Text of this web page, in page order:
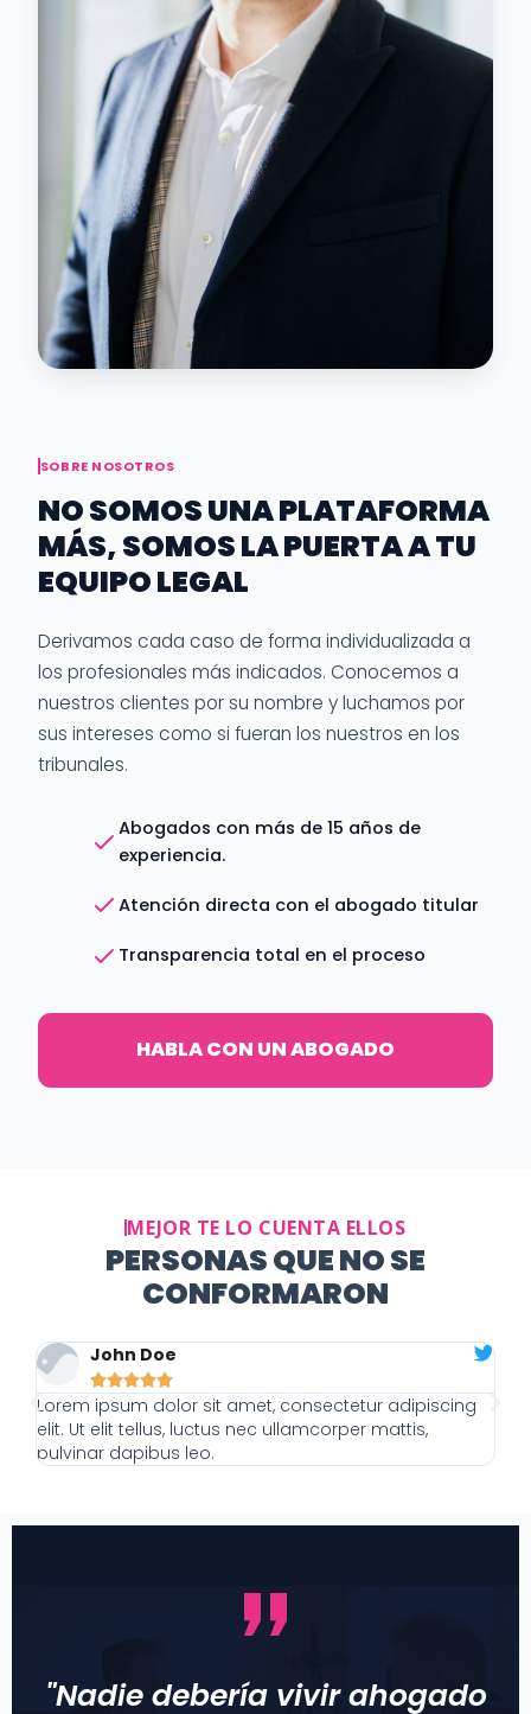
SOBRE NOSOTROS
NO SOMOS UNA PLATAFORMA
MÁS, SOMOS LA PUERTA A TU
EQUIPO LEGAL
Derivamos cada caso de forma individualizada a
los profesionales más indicados. Conocemos a
nuestros clientes por su nombre y luchamos por
sus intereses como si fueran los nuestros en los
tribunales.
Abogados con más de 15 años de
experiencia.
Atención directa con el abogado titular
Transparencia total en el proceso
HABLA CON UN ABOGADO
MEJOR TE LO CUENTA ELLOS
PERSONAS QUE NO SE
CONFORMARON
John Doe

Lorem ipsum dolor sit amet, consectetur adipiscing
elit. Ut elit tellus, luctus nec ullamcorper mattis,
pulvinar dapibus leo.
"Nadie debería vivir ahogado